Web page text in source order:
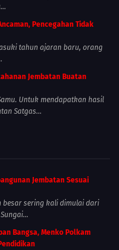
Pencegahan Tidak
tahun ajaran baru, orang
Jembatan Buatan
Untuk mendapatkan hasil
Satgas...
Jembatan Sesuai
besar sering kali dimulai dari
Bangsa, Menko Polkam